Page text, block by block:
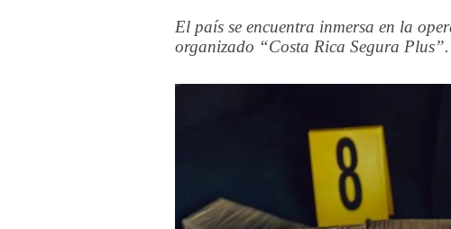
El país se encuentra inmersa en la
organizado “Costa Rica Segura Plus”.